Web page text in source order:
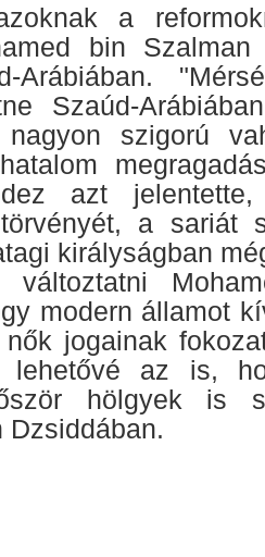
a
bin
Arábiában.
Szaúd-
szigorú
azt
a sariát
királyságban
modern államot
jogainak
az is,
hölgyek is
Dzsiddában.